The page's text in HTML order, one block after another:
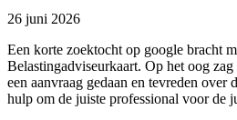
26 juni 2026
Een korte zoektocht op google bracht
Belastingadviseurkaart. Op het oog
een aanvraag gedaan en tevreden
hulp om de juiste professional voor de